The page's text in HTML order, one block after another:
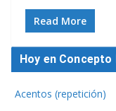
Read More
Hoy en Concepto
Acentos (repetición)